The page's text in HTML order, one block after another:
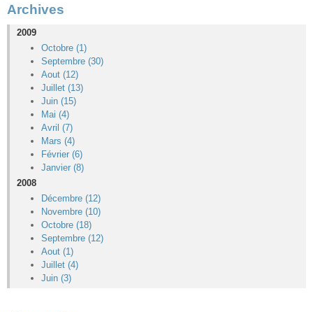
Archives
2009
Octobre (1)
Septembre (30)
Aout (12)
Juillet (13)
Juin (15)
Mai (4)
Avril (7)
Mars (4)
Février (6)
Janvier (8)
2008
Décembre (12)
Novembre (10)
Octobre (18)
Septembre (12)
Aout (1)
Juillet (4)
Juin (3)